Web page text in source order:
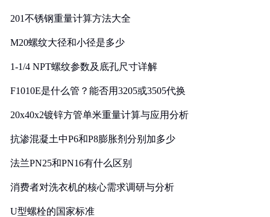
201不锈钢重量计算方法大全
M20螺纹大径和小径是多少
1-1/4 NPT螺纹参数及底孔尺寸详解
F1010E是什么管？能否用3205或3505代换
20x40x2镀锌方管单米重量计算与应用分析
抗渗混凝土中P6和P8膨胀剂分别加多少
法兰PN25和PN16有什么区别
消费者对洗衣机的核心需求调研与分析
U型螺栓的国家标准